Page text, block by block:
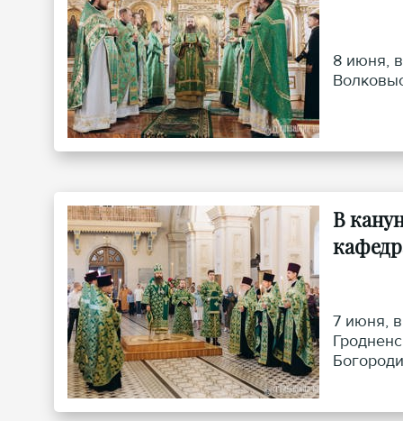
8 июня,
В
7 июня,